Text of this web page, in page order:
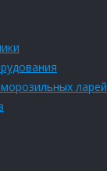
ларей